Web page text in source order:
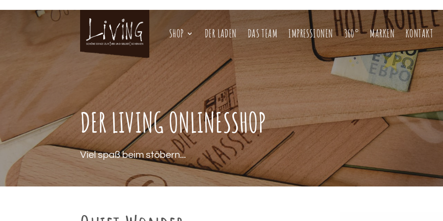
SHOP DER LADEN DAS TEAM IMPRESSIONEN 360° MARKEN KONTAKT
DER LIVING ONLINESSHOP
Viel spaß beim stöbern...